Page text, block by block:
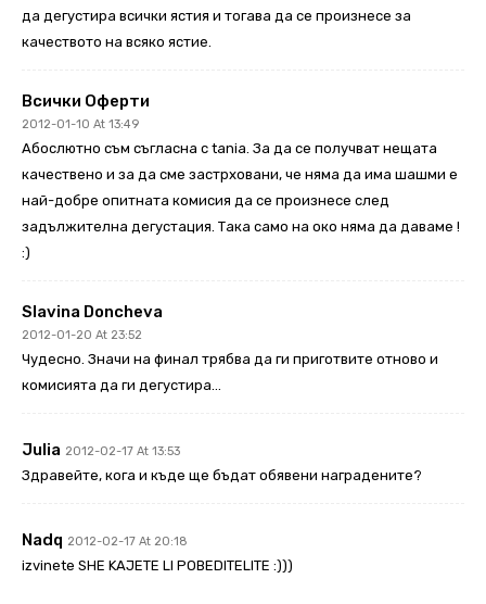
да дегустира всички ястия и тогава да се произнесе за
качеството на всяко ястие.
Всички Оферти
2012-01-10 At 13:49
Абослютно съм съгласна с tania. За да се получват нещата
качествено и за да сме застрховани, че няма да има шашми е
най-добре опитната комисия да се произнесе след
задължителна дегустация. Така само на око няма да даваме !
:)
Slavina Doncheva
2012-01-20 At 23:52
Чудесно. Значи на финал трябва да ги приготвите отново и
комисията да ги дегустира…
Julia 2012-02-17 At 13:53
Здравейте, кога и къде ще бъдат обявени наградените?
Nadq 2012-02-17 At 20:18
izvinete SHE KAJETE LI POBEDITELITE :)))